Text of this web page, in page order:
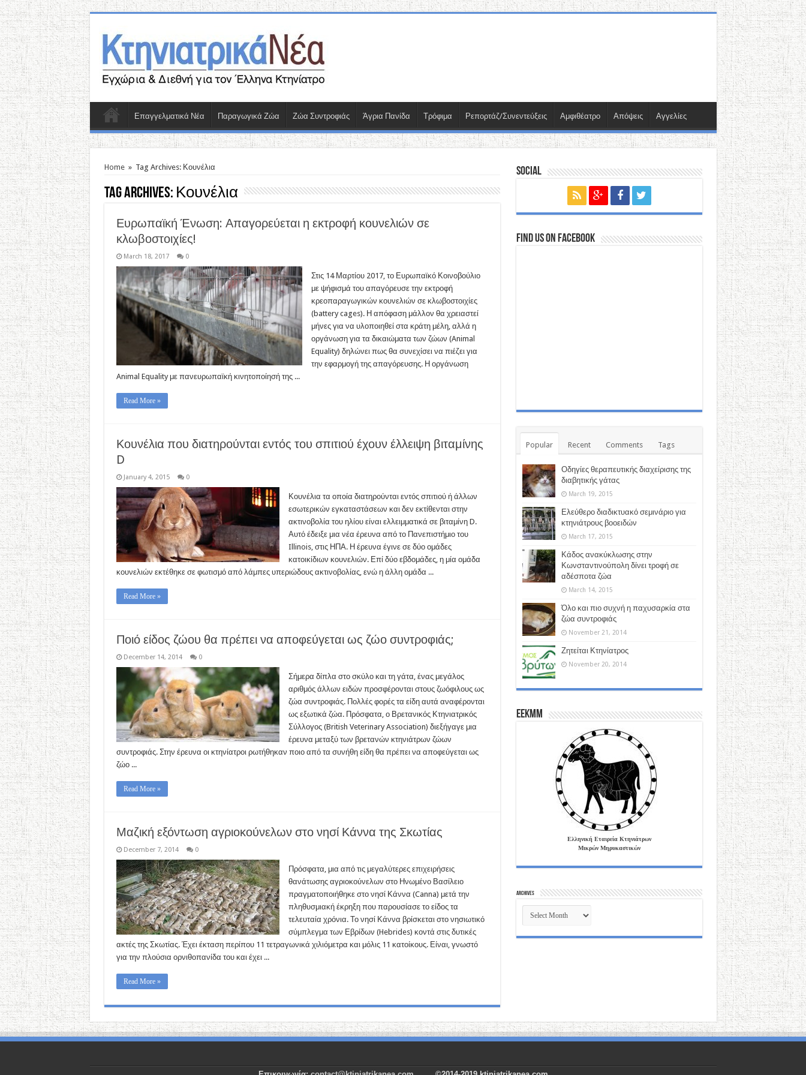
Επαγγελματικά Νέα Παραγωγικά Ζώα Ζώα Συντροφιάς Άγρια Πανίδα Τρόφιμα Ρεπορτάζ/Συνεντεύξεις Αμφιθέατρο Απόψεις Αγγελίες
Home » Tag Archives: Κουνέλια
Tag Archives: Κουνέλια
Ευρωπαϊκή Ένωση: Απαγορεύεται η εκτροφή κουνελιών σε
κλωβοστοιχίες!
March 18, 2017 0
Στις 14 Μαρτίου 2017, το Ευρωπαϊκό Κοινοβούλιο
με ψήφισμά του απαγόρευσε την εκτροφή
κρεοπαραγωγικών κουνελιών σε κλωβοστοιχίες
(battery cages). Η απόφαση μάλλον θα χρειαστεί
μήνες για να υλοποιηθεί στα κράτη μέλη, αλλά η
οργάνωση για τα δικαιώματα των ζώων (Animal
Equality) δηλώνει πως θα συνεχίσει να πιέζει για
την εφαρμογή της απαγόρευσης. Η οργάνωση
Animal Equality με πανευρωπαϊκή κινητοποίησή της ...
Read More »
Κουνέλια που διατηρούνται εντός του σπιτιού έχουν έλλειψη βιταμίνης
D
January 4, 2015 0
Κουνέλια τα οποία διατηρούνται εντός σπιτιού ή άλλων
εσωτερικών εγκαταστάσεων και δεν εκτίθενται στην
ακτινοβολία του ηλίου είναι ελλειμματικά σε βιταμίνη D.
Αυτό έδειξε μια νέα έρευνα από το Πανεπιστήμιο του
Illinois, στις ΗΠΑ. Η έρευνα έγινε σε δύο ομάδες
κατοικίδιων κουνελιών. Επί δύο εβδομάδες, η μία ομάδα
κουνελιών εκτέθηκε σε φωτισμό από λάμπες υπεριώδους ακτινοβολίας, ενώ η άλλη ομάδα ...
Read More »
Ποιό είδος ζώου θα πρέπει να αποφεύγεται ως ζώο συντροφιάς;
December 14, 2014 0
Σήμερα δίπλα στο σκύλο και τη γάτα, ένας μεγάλος
αριθμός άλλων ειδών προσφέρονται στους ζωόφιλους ως
ζώα συντροφιάς. Πολλές φορές τα είδη αυτά αναφέρονται
ως εξωτικά ζώα. Πρόσφατα, ο Βρετανικός Κτηνιατρικός
Σύλλογος (British Veterinary Association) διεξήγαγε μια
έρευνα μεταξύ των βρετανών κτηνιάτρων ζώων
συντροφιάς. Στην έρευνα οι κτηνίατροι ρωτήθηκαν ποιο από τα συνήθη είδη θα πρέπει να αποφεύγεται ως
ζώο ...
Read More »
Μαζική εξόντωση αγριοκούνελων στο νησί Κάννα της Σκωτίας
December 7, 2014 0
Πρόσφατα, μια από τις μεγαλύτερες επιχειρήσεις
θανάτωσης αγριοκούνελων στο Ηνωμένο Βασίλειο
πραγματοποιήθηκε στο νησί Κάννα (Canna) μετά την
πληθυσμιακή έκρηξη που παρουσίασε το είδος τα
τελευταία χρόνια. Το νησί Κάννα βρίσκεται στο νησιωτικό
σύμπλεγμα των Εβρίδων (Hebrides) κοντά στις δυτικές
ακτές της Σκωτίας. Έχει έκταση περίπου 11 τετραγωνικά χιλιόμετρα και μόλις 11 κατοίκους. Είναι, γνωστό
για την πλούσια ορνιθοπανίδα του και έχει ...
Read More »
Social
Find us on Facebook
Popular Recent Comments Tags
Οδηγίες θεραπευτικής διαχείρισης της
διαβητικής γάτας
March 19, 2015
Ελεύθερο διαδικτυακό σεμινάριο για
κτηνιάτρους βοοειδών
March 17, 2015
Κάδος ανακύκλωσης στην
Κωνσταντινούπολη δίνει τροφή σε
αδέσποτα ζώα
March 14, 2015
Όλο και πιο συχνή η παχυσαρκία στα
ζώα συντροφιάς
November 21, 2014
Ζητείται Κτηνίατρος
November 20, 2014
EEKMM
Ελληνική Εταιρεία Κτηνιάτρων
Μικρών Μηρυκαστικών
Archives
Archives